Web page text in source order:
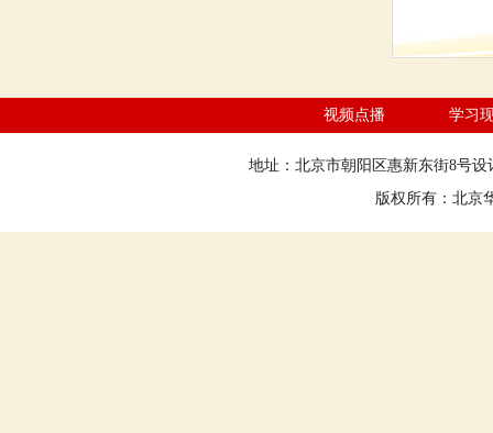
视频点播 学习
地址：北京市朝阳区惠新东街8号设
版权所有：北京